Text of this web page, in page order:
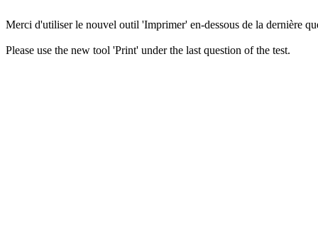
Merci d'utiliser le nouvel outil 'Imprimer' en-dessous de la dernière
Please use the new tool 'Print' under the last question of the test.